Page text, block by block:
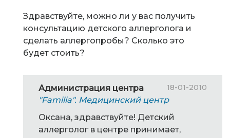
Здравствуйте, можно ли у вас получить
консультацию детского аллерголога и
сделать аллергопробы? Сколько это
будет стоить?
Администрация центра 18-01-2010
"Familia". Медицинский центр
Оксана, здравствуйте! Детский
аллерголог в центре принимает,